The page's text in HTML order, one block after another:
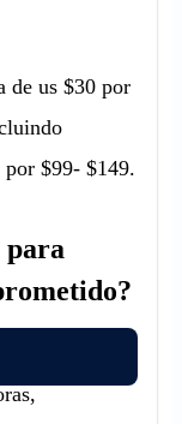
de us $30 por
$99- $149.
para
a maioria dos